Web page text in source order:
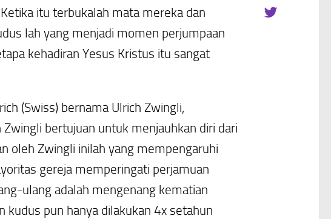
itu terbukalah mata mereka dan
lah yang menjadi momen perjumpaan
kehadiran Yesus Kristus itu sangat
(Swiss) bernama Ulrich Zwingli,
bertujuan untuk menjauhkan diri dari
oleh Zwingli inilah yang mempengaruhi
gereja memperingati perjamuan
ulang adalah mengenang kematian
kudus pun hanya dilakukan 4x setahun